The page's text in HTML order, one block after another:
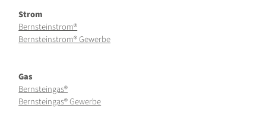
Strom
Bernsteinstrom®
Bernsteinstrom® Gewerbe
Gas
Bernsteingas®
Bernsteingas® Gewerbe